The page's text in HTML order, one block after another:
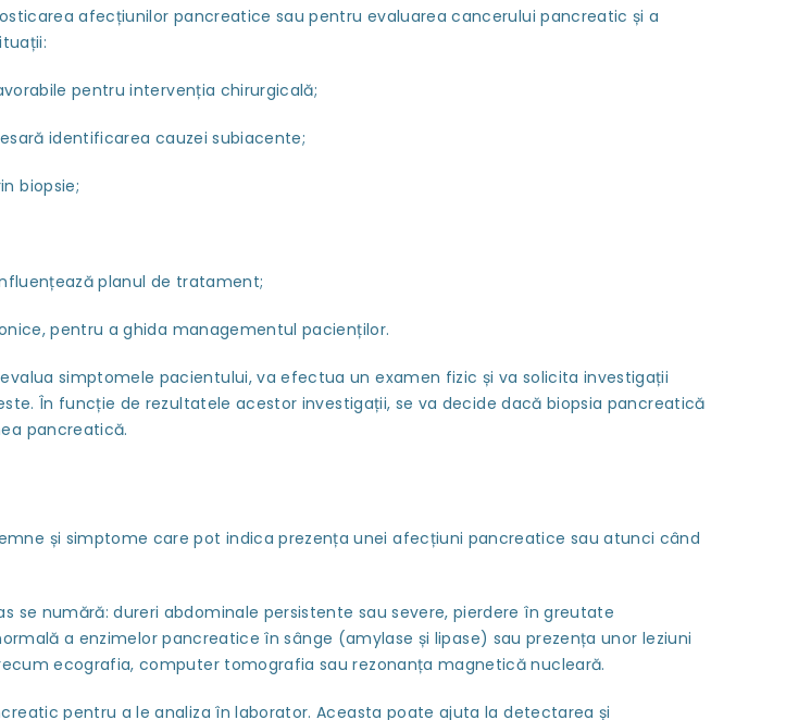
afecțiunilor pancreatice sau pentru evaluarea cancerului pancreatic și a
pentru intervenția chirurgicală;
identificarea cauzei subiacente;
biopsie;
planul de tratament;
pentru a ghida managementul pacienților.
simptomele pacientului, va efectua un examen fizic și va solicita investigații
În funcție de rezultatele acestor investigații, se va decide dacă biopsia pancreatică
pancreatică.
și simptome care pot indica prezența unei afecțiuni pancreatice sau atunci când
se numără: dureri abdominale persistente sau severe, pierdere în greutate
a enzimelor pancreatice în sânge (amylase și lipase) sau prezența unor leziuni
ecografia, computer tomografia sau rezonanța magnetică nucleară.
pentru a le analiza în laborator. Aceasta poate ajuta la detectarea și